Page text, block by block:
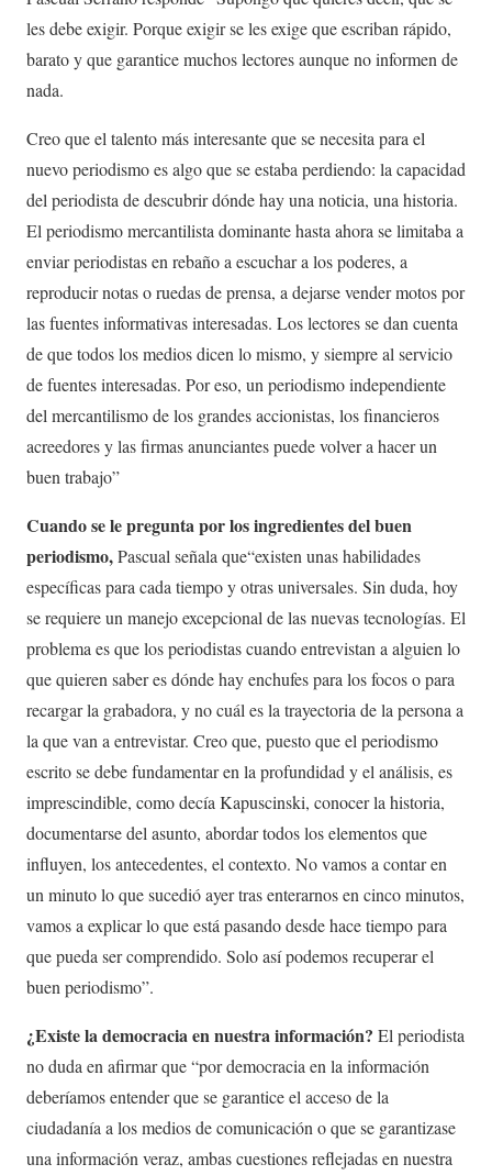
les debe exigir. Porque exigir se les exige que escriban rápido,
barato y que garantice muchos lectores aunque no informen de
nada.
Creo que el talento más interesante que se necesita para el
nuevo periodismo es algo que se estaba perdiendo: la capacidad
del periodista de descubrir dónde hay una noticia, una historia.
El periodismo mercantilista dominante hasta ahora se limitaba a
enviar periodistas en rebaño a escuchar a los poderes, a
reproducir notas o ruedas de prensa, a dejarse vender motos por
las fuentes informativas interesadas. Los lectores se dan cuenta
de que todos los medios dicen lo mismo, y siempre al servicio
de fuentes interesadas. Por eso, un periodismo independiente
del mercantilismo de los grandes accionistas, los financieros
acreedores y las firmas anunciantes puede volver a hacer un
buen trabajo”
Cuando se le pregunta por los ingredientes del buen
periodismo,Pascual señala que“existen unas habilidades
específicas para cada tiempo y otras universales. Sin duda, hoy
se requiere un manejo excepcional de las nuevas tecnologías. El
problema es que los periodistas cuando entrevistan a alguien lo
que quieren saber es dónde hay enchufes para los focos o para
recargar la grabadora, y no cuál es la trayectoria de la persona a
la que van a entrevistar. Creo que, puesto que el periodismo
escrito se debe fundamentar en la profundidad y el análisis, es
imprescindible, como decía Kapuscinski, conocer la historia,
documentarse del asunto, abordar todos los elementos que
influyen, los antecedentes, el contexto. No vamos a contar en
un minuto lo que sucedió ayer tras enterarnos en cinco minutos,
vamos a explicar lo que está pasando desde hace tiempo para
que pueda ser comprendido. Solo así podemos recuperar el
buen periodismo”.
¿Existe la democracia en nuestra información? El periodista
no duda en afirmar que “por democracia en la información
deberíamos entender que se garantice el acceso de la
ciudadanía a los medios de comunicación o que se garantizase
una información veraz, ambas cuestiones reflejadas en nuestra